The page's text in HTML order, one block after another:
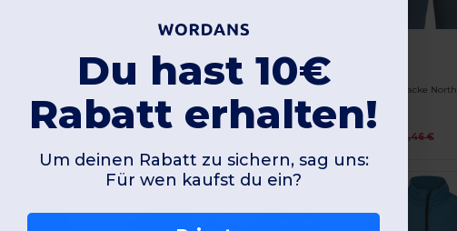
€
Result R37J
Günstigste:
10,41 € 17,60 € Kaufen
Kinder Fleece Jacke North
Günstigste:
7,19 € 18,46 €
Du hast 10€
Rabatt erhalten!
Um deinen Rabatt zu sichern, sag uns:
Für wen kaufst du ein?